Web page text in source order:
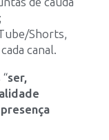
Shorts,
canal.
ser,
presença